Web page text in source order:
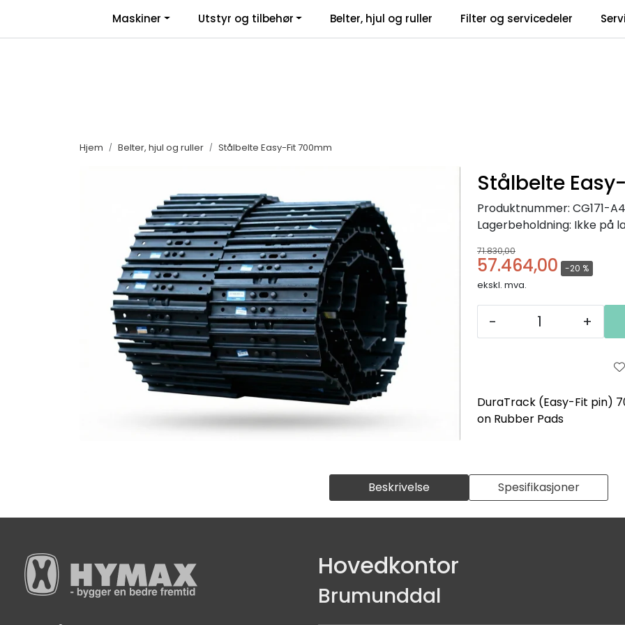
Facebook | Salgsbetingelser | Nyhetsbrev
Maskiner Utstyr og tilbehør Belter, hjul og ruller Filter og servicedeler
Hjem Belter, hjul og ruller Stålbelte Easy-Fit 700mm
Stålbelte
Produktnummer: CG171-
Lagerbeholdning: Ikke på
71.830,00
57.464,00 -20 %
ekskl. mva.
- +
DuraTrack (Easy-Fit pin)
on Rubber Pads
Beskrivelse Spesifikasjoner
Hovedkontor
Brumunddal